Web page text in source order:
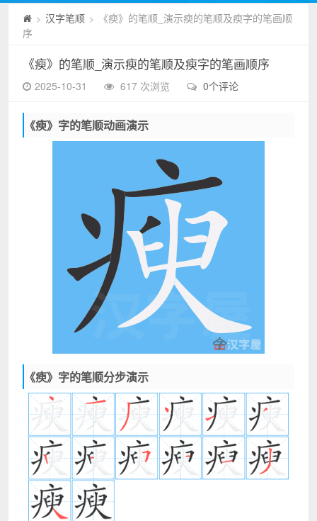
> 汉字笔顺 >
《瘐》的笔顺_演示瘐的笔顺及瘐字的笔画顺
序
《瘐》的笔顺_演示瘐的笔顺及瘐字的笔画顺序
2025-10-31 617 次浏览 0个评论
《瘐》字的笔顺动画演示
《瘐》字的笔顺分步演示